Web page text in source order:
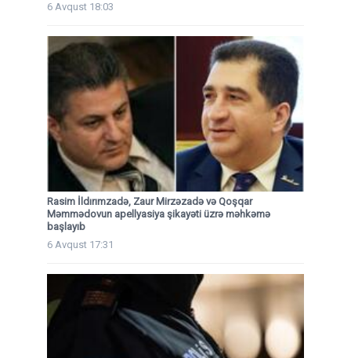
6 Avqust 18:03
Rasim İldırımzadə, Zaur Mirzəzadə və Qoşqar
Məmmədovun apellyasiya şikayəti üzrə məhkəmə
başlayıb
6 Avqust 17:31